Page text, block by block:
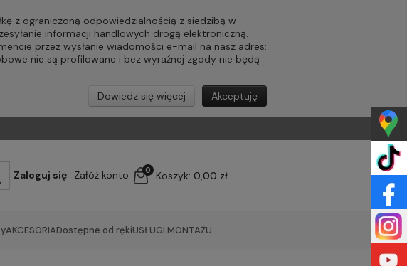
z ograniczoną odpowiedzialnością z siedzibą w
informacji handlowych drogą elektroniczną.
przez wysłanie wiadomości e-mail na nasz adres:
nie są profilowane i bez wyraźnej zgody nie będą
Akceptuję
Dowiedz się więcej
Zaloguj się Załóż konto Koszyk: 0,00 zł
0
AKCESORIADostępne od rękiUSŁUGI MONTAŻU